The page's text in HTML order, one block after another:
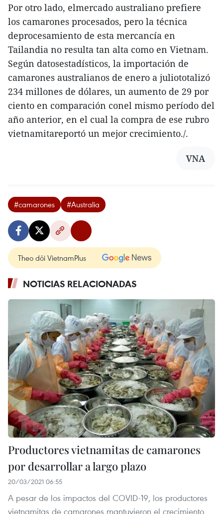
Por otro lado, elmercado australiano prefiere
los camarones procesados, pero la técnica
deprocesamiento de esta mercancía en
Tailandia no resulta tan alta como en Vietnam.
Según datosestadísticos, la importación de
camarones australianos de enero a juliototalizó
234 millones de dólares, un aumento de 29 por
ciento en comparación conel mismo período del
año anterior, en el cual la compra de ese rubro
vietnamitareportó un mejor crecimiento./.
VNA
#camarones #Australia
Theo dõi VietnamPlus
NOTICIAS RELACIONADAS
Productores vietnamitas de camarones
por desarrollar a largo plazo
20/03/2021 06:55
A pesar de los impactos del COVID-19, los productores
vietnamitas de camarones mantuvieron el crecimiento